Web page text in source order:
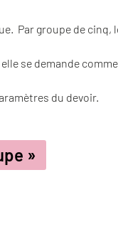
Par groupe de
se demande
du devoir.
»